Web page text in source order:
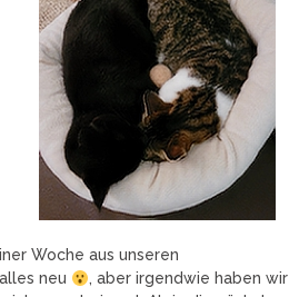
Woche aus unseren
neu
, aber irgendwie haben wir